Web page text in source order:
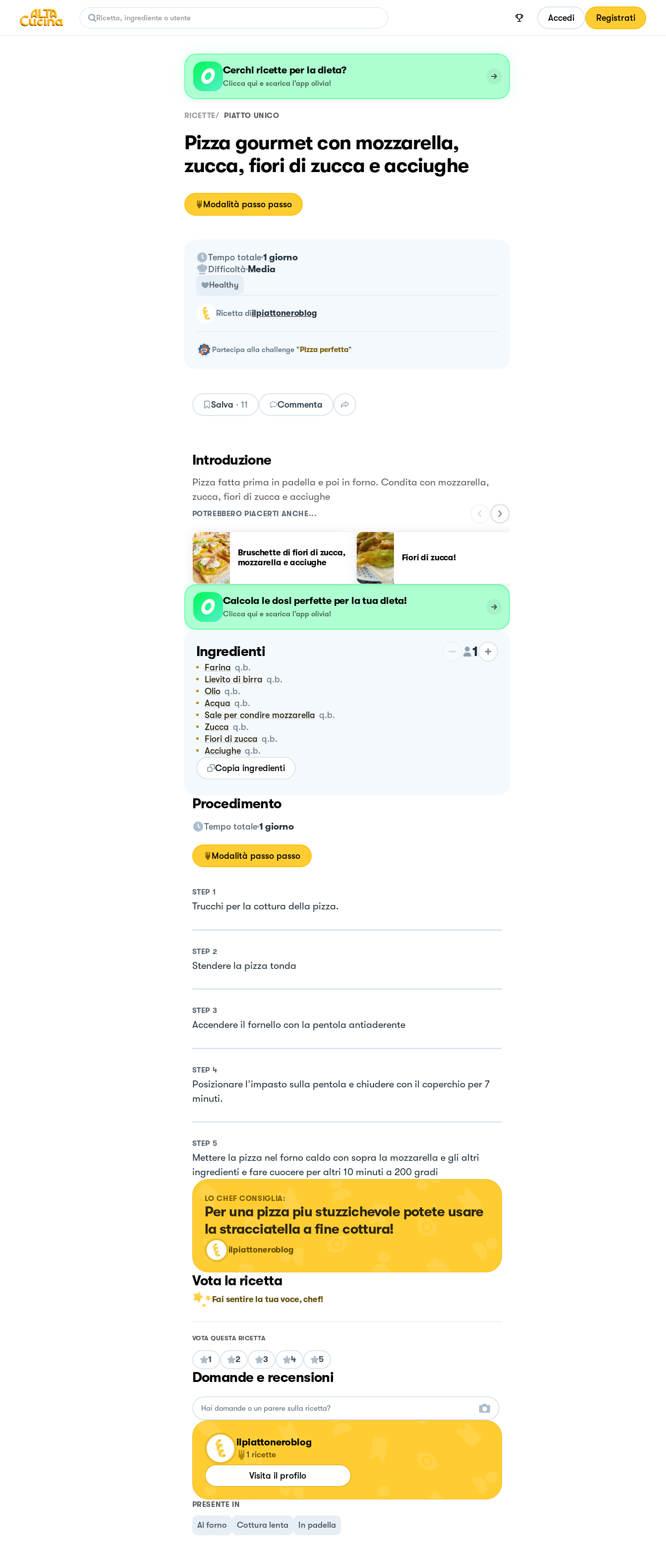
Accedi Registrati
Cerchi ricette per la dieta?
Clicca qui e scarica l’app olivia!
RICETTE/ PIATTO UNICO
Pizza gourmet con mozzarella,
zucca, fiori di zucca e acciughe
Modalità passo passo
Tempo totale 1 giorno
Difficoltà Media
Healthy
ricetta diilpiattoneroblog
Partecipa alla challenge"Pizza perfetta"
Salva · 11 Commenta
Introduzione
Pizza fatta prima in padella e poi in forno. Condita con mozzarella,
zucca, fiori di zucca e acciughe
POTREBBERO PIACERTI ANCHE...
Bruschette di fiori di zucca,
mozzarella e acciughe
Fiori di zucca!
Calcola le dosi perfette per la tua dieta!
Clicca qui e scarica l’app olivia!
Ingredienti 1
Farina q.b.
Lievito di birra q.b.
Olio q.b.
Acqua q.b.
Sale per condire mozzarella q.b.
Zucca q.b.
Fiori di zucca q.b.
Acciughe q.b.
Copia ingredienti
Procedimento
Tempo totale 1 giorno
Modalità passo passo
STEP 1
Trucchi per la cottura della pizza.
STEP 2
Stendere la pizza tonda
STEP 3
Accendere il fornello con la pentola antiaderente
STEP 4
Posizionare l’impasto sulla pentola e chiudere con il coperchio per 7
minuti.
STEP 5
Mettere la pizza nel forno caldo con sopra la mozzarella e gli altri
ingredienti e fare cuocere per altri 10 minuti a 200 gradi
LO CHEF CONSIGLIA:
Per una pizza piu stuzzichevole potete usare
la stracciatella a fine cottura!
ilpiattoneroblog
Vota la ricetta
Fai sentire la tua voce, chef!
VOTA QUESTA RICETTA
1 2 3 4 5
Domande e recensioni
ilpiattoneroblog
1 ricette
Visita il profilo
PRESENTE IN
Al forno Cottura lenta In padella